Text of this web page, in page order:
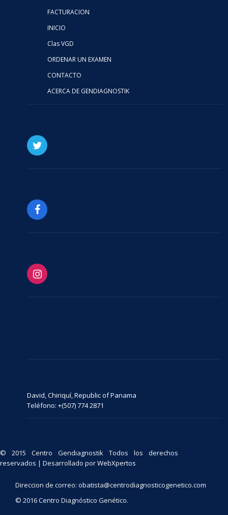
FACTURACION
INICIO
Clas VGD
ORDENAR UN EXAMEN
CONTACTO
ACERCA DE GENDIAGNOSTIK
David, Chiriquí, Republic of Panama
Teléfono: +(507) 774 2871
© 2015 Centro Gendiagnostik Todos los derechos
reservados | Desarrollado porWebXpertos
Direccion de correo: obatista@centrodiagnosticogenetico.com
© 2016 Centro Diagnóstico Genético.